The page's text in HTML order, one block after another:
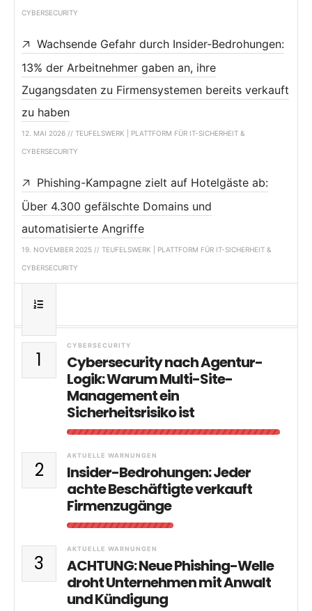
CYBERSECURITY
Wachsende Gefahr durch Insider-Bedrohungen:
13% der Arbeitnehmer gaben an, ihre
Zugangsdaten zu Firmensystemen bereits verkauft
zu haben
12. MAI 2026 // TEUFELSWERK | PLATTFORM FÜR IT-SICHERHEIT &
CYBERSECURITY
Phishing-Kampagne zielt auf Hotelgäste ab:
Über 4.300 gefälschte Domains und
automatisierte Angriffe
19. NOVEMBER 2025 // TEUFELSWERK | PLATTFORM FÜR IT-SICHERHEIT &
CYBERSECURITY
1
CYBERSECURITY
Cybersecurity nach Agentur-
Logik: Warum Multi-Site-
Management ein
Sicherheitsrisiko ist
2
AKTUELLE WARNUNGEN
Insider-Bedrohungen: Jeder
achte Beschäftigte verkauft
Firmenzugänge
3
AKTUELLE WARNUNGEN
ACHTUNG: Neue Phishing-Welle
droht Unternehmen mit Anwalt
und Kündigung